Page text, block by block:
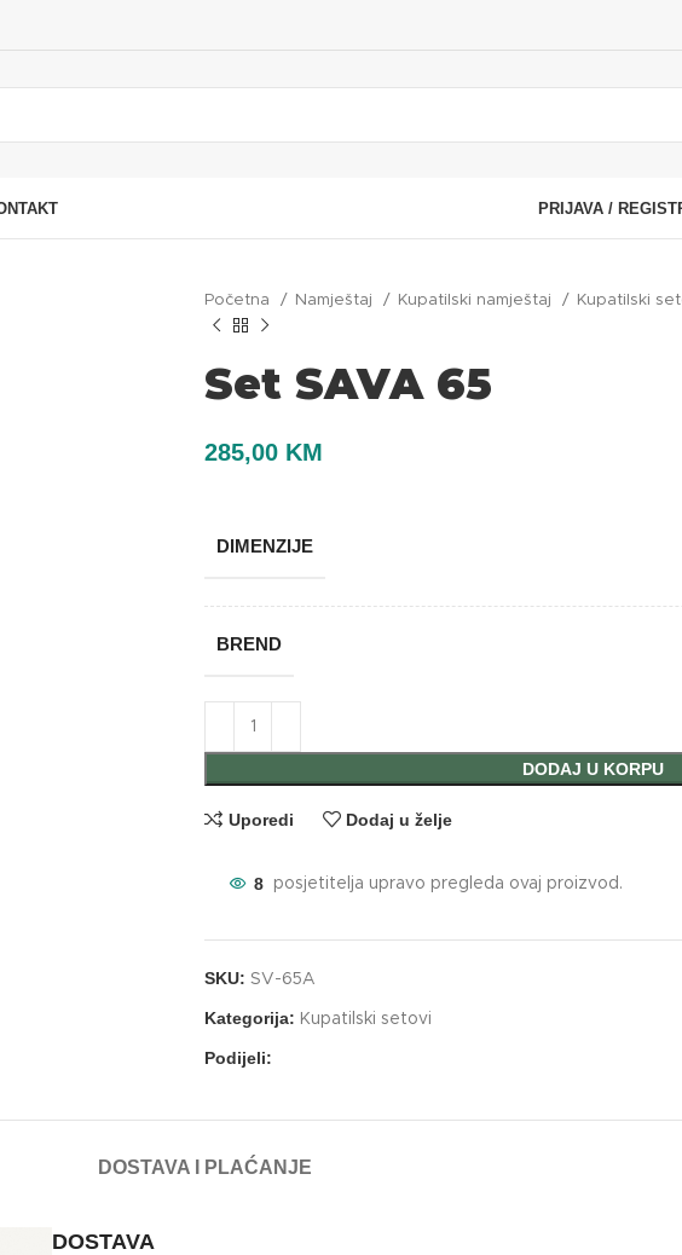
PRIJAVA /
Početna Namještaj Kupatilski namještaj Kupatilski
Set SAVA 65
285,00 KM
DIMENZIJE
BREND
DODAJ U KORPU
Uporedi Dodaj u želje
8 posjetitelja upravo pregleda ovaj proizvod.
SKU: SV-65A
Kategorija: Kupatilski setovi
Podijeli:
DOSTAVA I PLAĆANJE
DOSTAVA